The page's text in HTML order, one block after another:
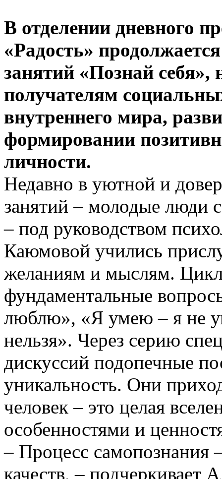
В отделении дневного
«Радость»
занятий «Познай
получателям
внутреннего мира,
формировании
личности.
Недавно в уютной и
занятий – молодые люди
– под руководством
Каюмовой учились
желаниям и мыслям. Цикл
фундаментальные
люблю», «Я умею – я не
нельзя». Через серию
дискуссий подопечные
уникальность. Они
человек – это целая
особенностями и
– Процесс самопознания
качеств, –